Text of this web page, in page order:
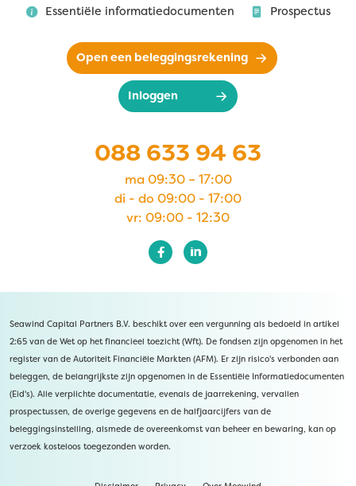
Essentiële informatiedocumenten Prospectus
Open een beleggingsrekening
Inloggen
088 633 94 63
ma 09:30 – 17:00
di - do 09:00 - 17:00
vr: 09:00 - 12:30
Seawind Capital Partners B.V. beschikt over een vergunning als bedoeld in artikel
2:65 van de Wet op het financieel toezicht (Wft). De fondsen zijn opgenomen in het
register van de Autoriteit Financiële Markten (AFM). Er zijn risico's verbonden aan
beleggen, de belangrijkste zijn opgenomen in de Essentiële Informatiedocumenten
(Eid's). Alle verplichte documentatie, evenals de jaarrekening, vervallen
prospectussen, de overige gegevens en de halfjaarcijfers van de
beleggingsinstelling, alsmede de overeenkomst van beheer en bewaring, kan op
verzoek kosteloos toegezonden worden.